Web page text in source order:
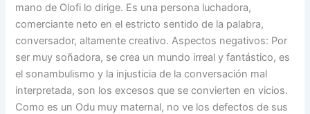
mano de Olofi lo dirige. Es una persona luchadora,
comerciante neto en el estricto sentido de la palabra,
conversador, altamente creativo. Aspectos negativos: Por
ser muy soñadora, se crea un mundo irreal y fantástico, es
el sonambulismo y la injusticia de la conversación mal
interpretada, son los excesos que se convierten en vicios.
Como es un Odu muy maternal, no ve los defectos de sus